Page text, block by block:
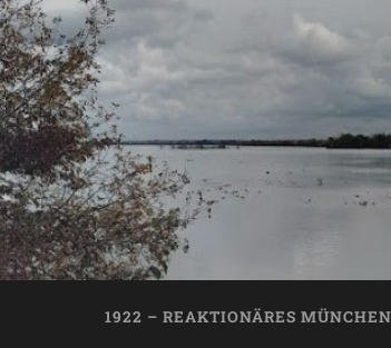
1922 – REAKTIONÄRES MÜNCHEN